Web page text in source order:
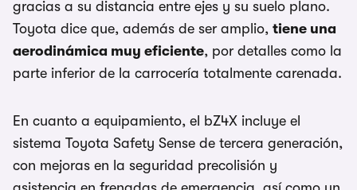
gracias a su distancia entre ejes y su suelo plano.
Toyota dice que, además de ser amplio, tiene una
aerodinámica muy eficiente, por detalles como la
parte inferior de la carrocería totalmente carenada.
En cuanto a equipamiento, el bZ4X incluye el
sistema Toyota Safety Sense de tercera generación,
con mejoras en la seguridad precolisión y